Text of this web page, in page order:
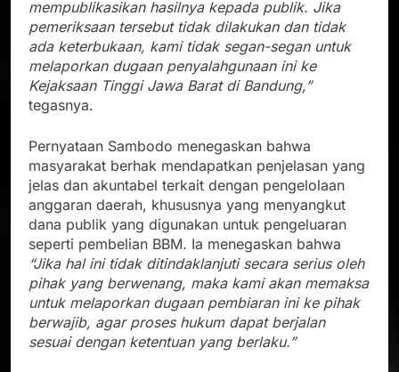
mempublikasikan hasilnya kepada publik. Jika
pemeriksaan tersebut tidak dilakukan dan tidak
ada keterbukaan, kami tidak segan-segan untuk
melaporkan dugaan penyalahgunaan ini ke
Kejaksaan Tinggi Jawa Barat di Bandung,”
tegasnya.
Pernyataan Sambodo menegaskan bahwa
masyarakat berhak mendapatkan penjelasan yang
jelas dan akuntabel terkait dengan pengelolaan
anggaran daerah, khususnya yang menyangkut
dana publik yang digunakan untuk pengeluaran
seperti pembelian BBM. Ia menegaskan bahwa
“Jika hal ini tidak ditindaklanjuti secara serius oleh
pihak yang berwenang, maka kami akan memaksa
untuk melaporkan dugaan pembiaran ini ke pihak
berwajib, agar proses hukum dapat berjalan
sesuai dengan ketentuan yang berlaku.”